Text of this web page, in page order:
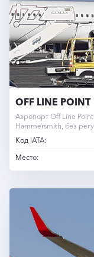
OFF LINE POINT
Аэропорт Off Line
Hammersmith, без
Код IATA:
Место: